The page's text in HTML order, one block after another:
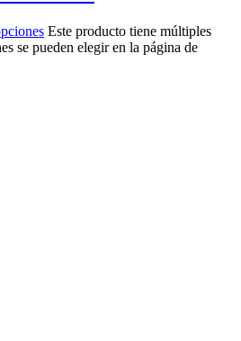
Este producto tiene múltiples
se pueden elegir en la página de